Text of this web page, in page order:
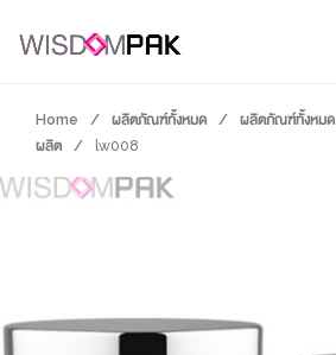
Home / ผลิตภัณฑ์ทั้งหมด / ผลิตภัณฑ์ทั้งหมด
ผลิต
/ lw008